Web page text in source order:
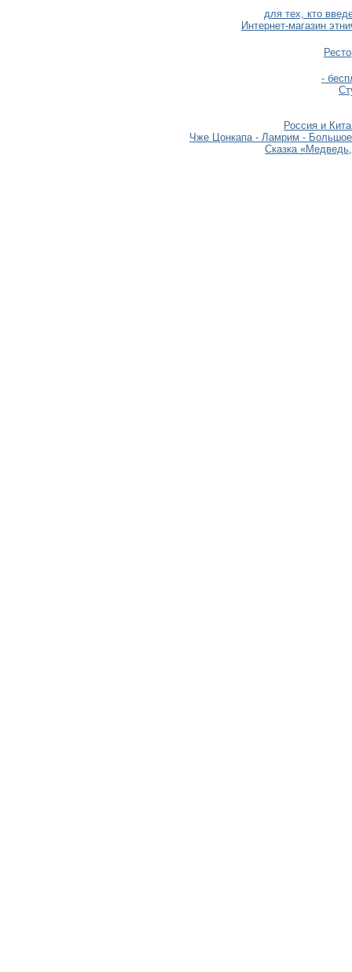
для тех, кто
Интернет-магазин
-
Россия и
Чже Цонкапа - Ламрим - Большое
Сказка